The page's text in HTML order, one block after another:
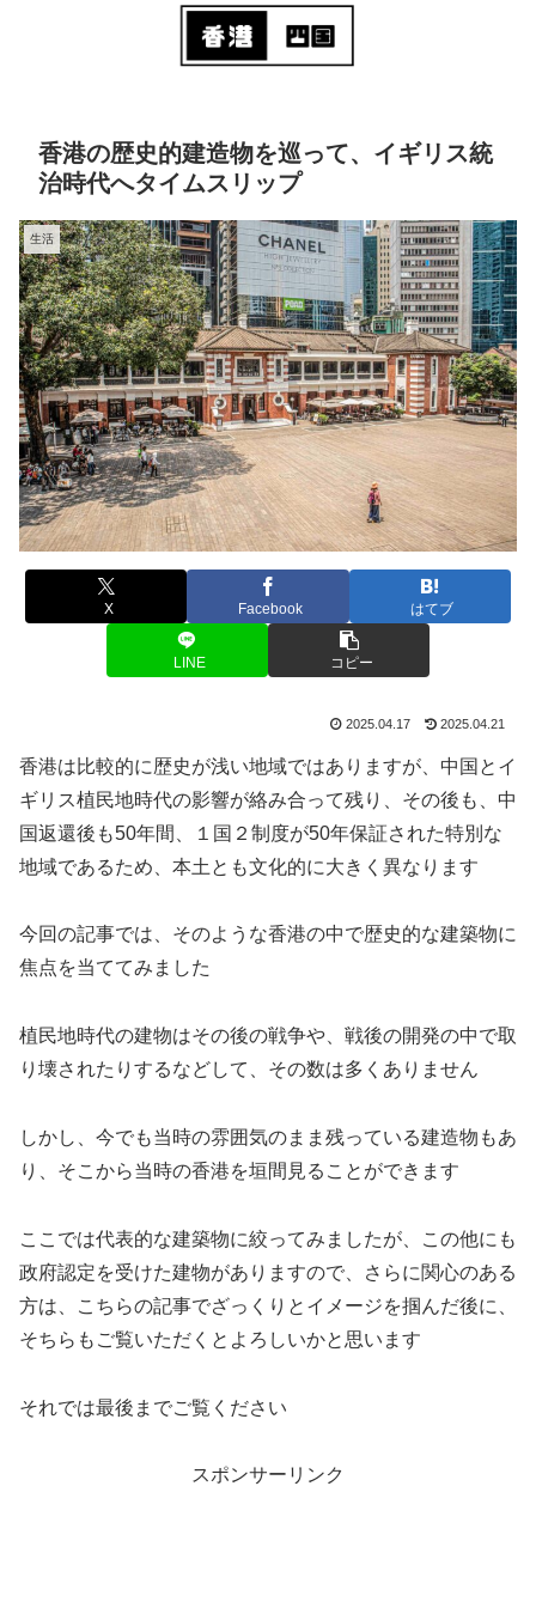
香港の歴史的建造物を巡って、イギリス統
治時代へタイムスリップ
生活
X Facebook はてブ
LINE コピー
2025.04.17 2025.04.21
香港は比較的に歴史が浅い地域ではありますが、中国とイ
ギリス植民地時代の影響が絡み合って残り、その後も、中
国返還後も50年間、１国２制度が50年保証された特別な
地域であるため、本土とも文化的に大きく異なります
今回の記事では、そのような香港の中で歴史的な建築物に
焦点を当ててみました
植民地時代の建物はその後の戦争や、戦後の開発の中で取
り壊されたりするなどして、その数は多くありません
しかし、今でも当時の雰囲気のまま残っている建造物もあ
り、そこから当時の香港を垣間見ることができます
ここでは代表的な建築物に絞ってみましたが、この他にも
政府認定を受けた建物がありますので、さらに関心のある
方は、こちらの記事でざっくりとイメージを掴んだ後に、
そちらもご覧いただくとよろしいかと思います
それでは最後までご覧ください
スポンサーリンク